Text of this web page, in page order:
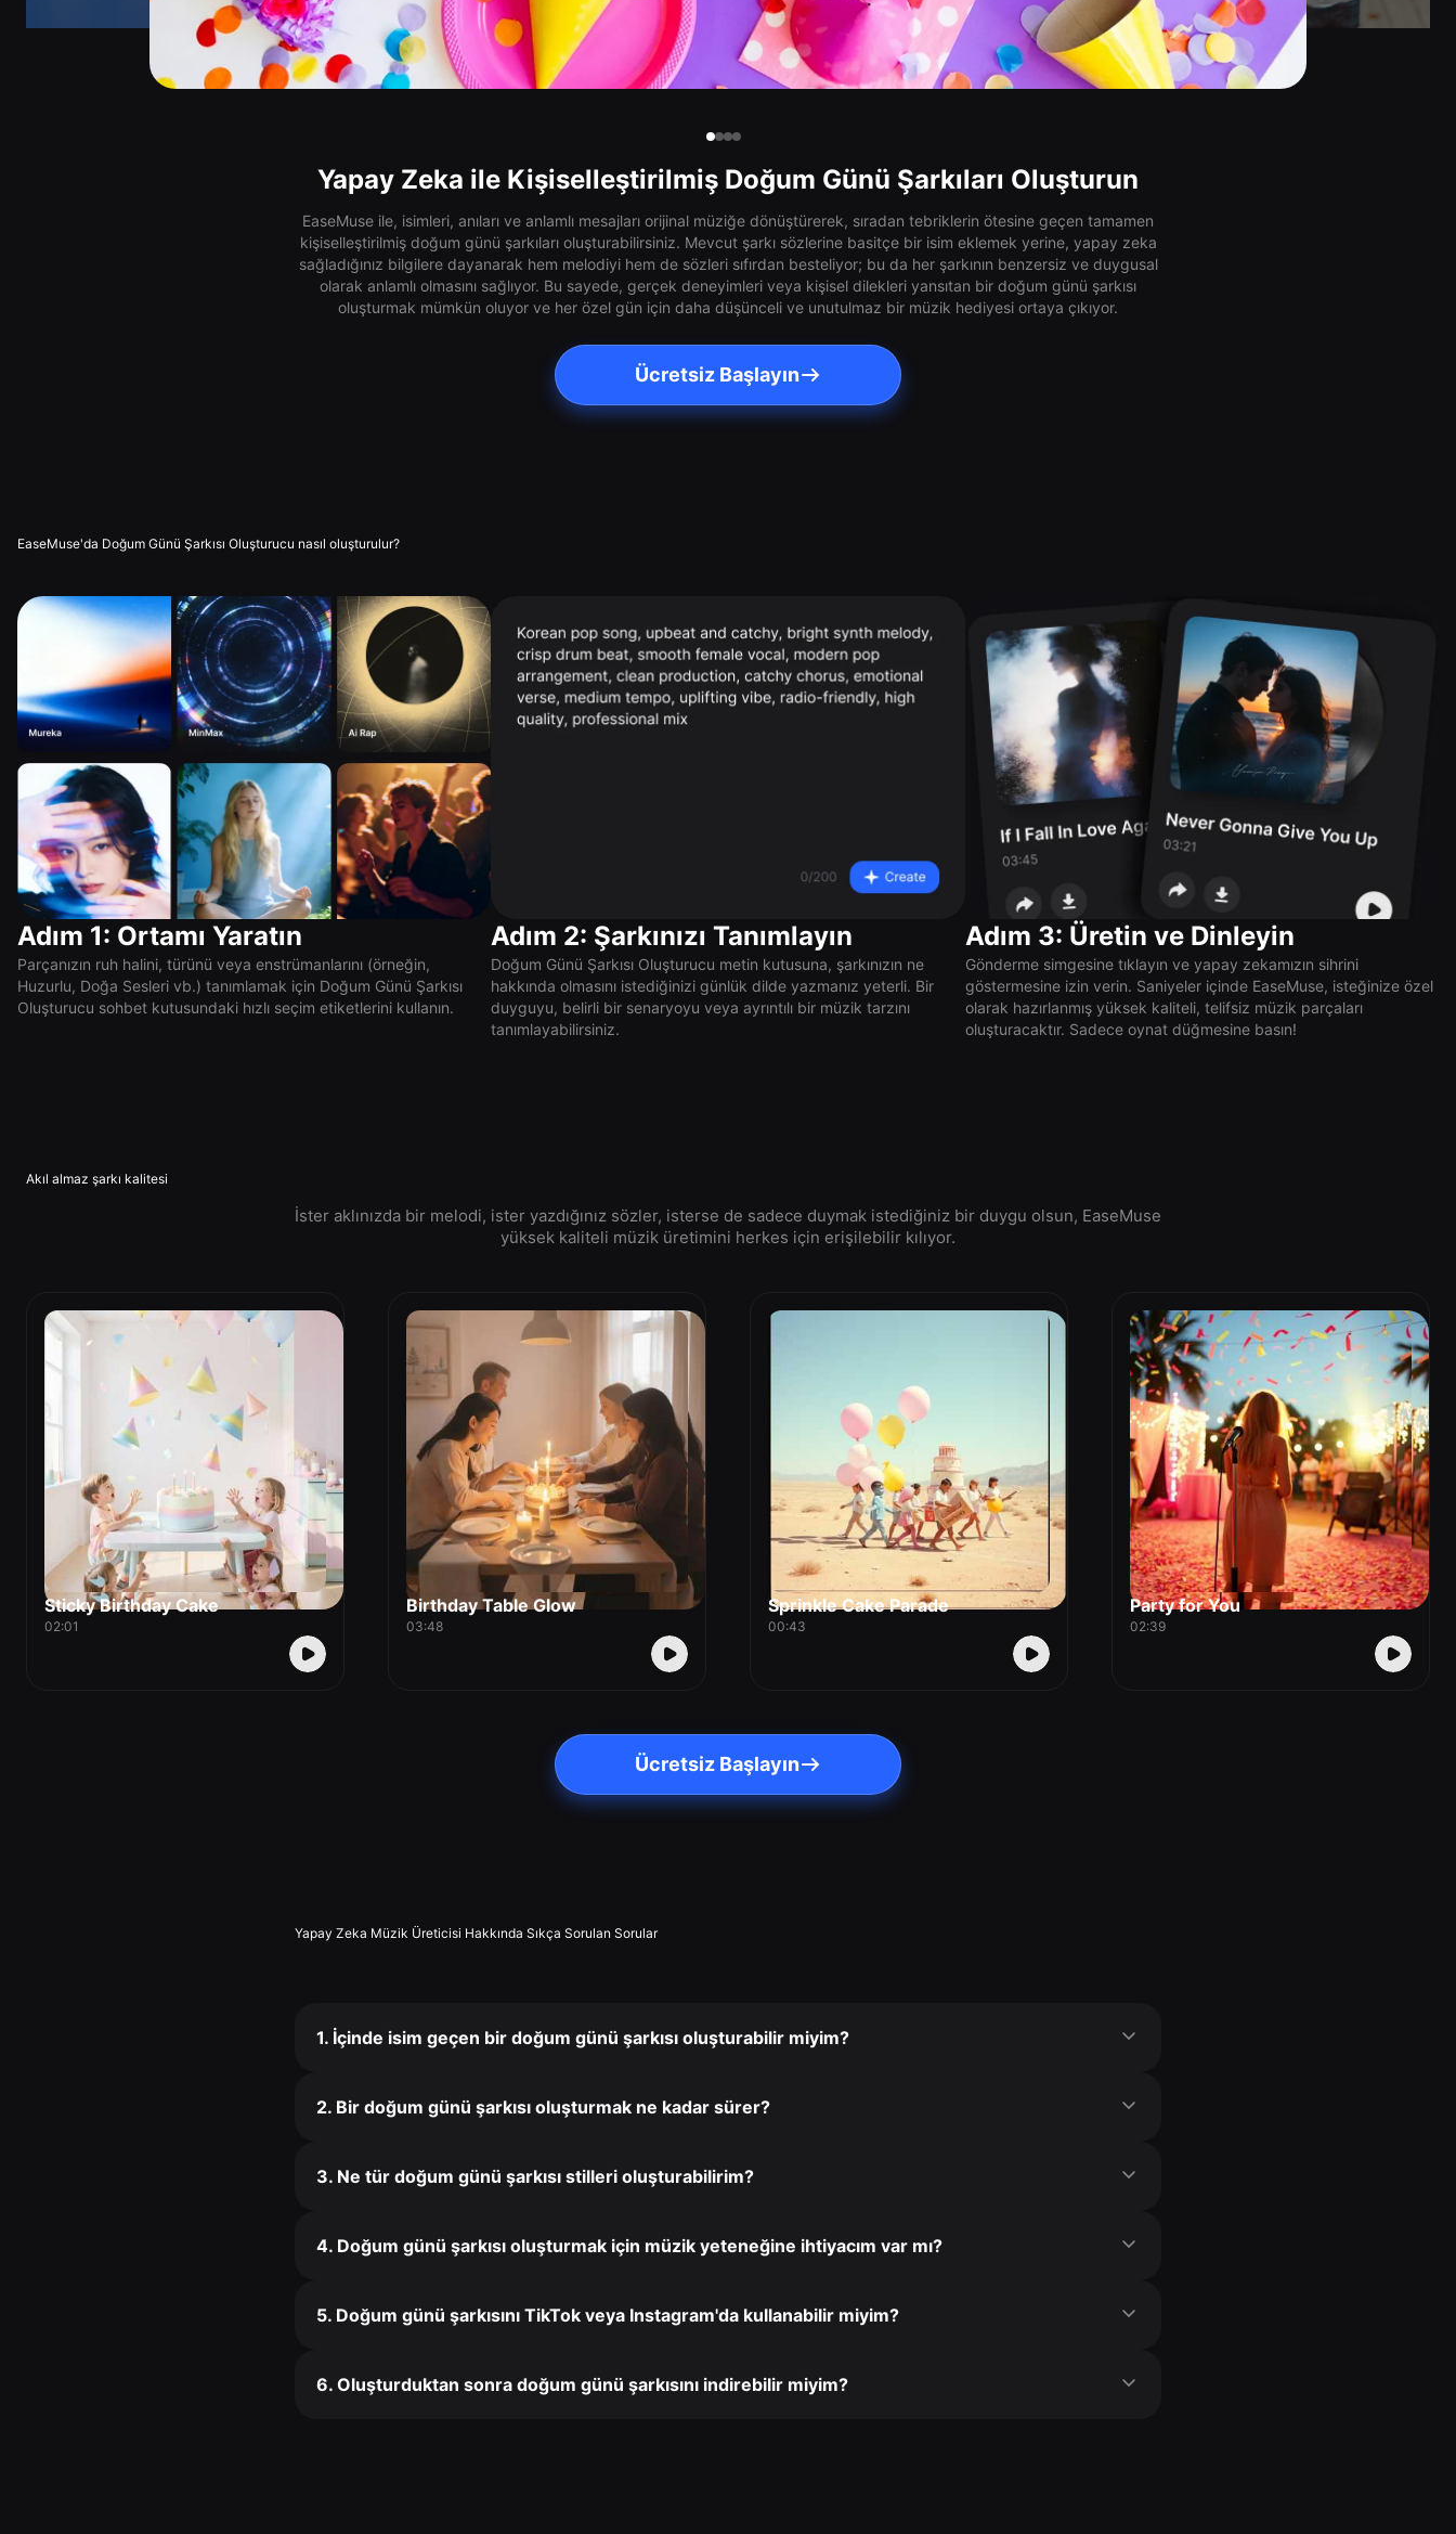
Yapay Zeka ile Kişiselleştirilmiş Doğum Günü Şarkıları Oluşturun
EaseMuse ile, isimleri, anıları ve anlamlı mesajları orijinal müziğe dönüştürerek, sıradan tebriklerin ötesine geçen tamamen
kişiselleştirilmiş doğum günü şarkıları oluşturabilirsiniz. Mevcut şarkı sözlerine basitçe bir isim eklemek yerine, yapay zeka
sağladığınız bilgilere dayanarak hem melodiyi hem de sözleri sıfırdan besteliyor; bu da her şarkının benzersiz ve duygusal
olarak anlamlı olmasını sağlıyor. Bu sayede, gerçek deneyimleri veya kişisel dilekleri yansıtan bir doğum günü şarkısı
oluşturmak mümkün oluyor ve her özel gün için daha düşünceli ve unutulmaz bir müzik hediyesi ortaya çıkıyor.
Ücretsiz Başlayın
EaseMuse'da Doğum Günü Şarkısı Oluşturucu nasıl oluşturulur?
Adım 1: Ortamı Yaratın
Parçanızın ruh halini, türünü veya enstrümanlarını (örneğin,
Huzurlu, Doğa Sesleri vb.) tanımlamak için Doğum Günü Şarkısı
Oluşturucu sohbet kutusundaki hızlı seçim etiketlerini kullanın.
Adım 2: Şarkınızı Tanımlayın
Doğum Günü Şarkısı Oluşturucu metin kutusuna, şarkınızın ne
hakkında olmasını istediğinizi günlük dilde yazmanız yeterli. Bir
duyguyu, belirli bir senaryoyu veya ayrıntılı bir müzik tarzını
tanımlayabilirsiniz.
Adım 3: Üretin ve Dinleyin
Gönderme simgesine tıklayın ve yapay zekamızın sihrini
göstermesine izin verin. Saniyeler içinde EaseMuse, isteğinize özel
olarak hazırlanmış yüksek kaliteli, telifsiz müzik parçaları
oluşturacaktır. Sadece oynat düğmesine basın!
Akıl almaz şarkı kalitesi
İster aklınızda bir melodi, ister yazdığınız sözler, isterse de sadece duymak istediğiniz bir duygu olsun, EaseMuse
yüksek kaliteli müzik üretimini herkes için erişilebilir kılıyor.
Sticky Birthday Cake
02:01
Birthday Table Glow
03:48
Sprinkle Cake Parade
00:43
Party for You
02:39
Ücretsiz Başlayın
Yapay Zeka Müzik Üreticisi Hakkında Sıkça Sorulan Sorular
1. İçinde isim geçen bir doğum günü şarkısı oluşturabilir miyim?
2. Bir doğum günü şarkısı oluşturmak ne kadar sürer?
3. Ne tür doğum günü şarkısı stilleri oluşturabilirim?
4. Doğum günü şarkısı oluşturmak için müzik yeteneğine ihtiyacım var mı?
5. Doğum günü şarkısını TikTok veya Instagram'da kullanabilir miyim?
6. Oluşturduktan sonra doğum günü şarkısını indirebilir miyim?